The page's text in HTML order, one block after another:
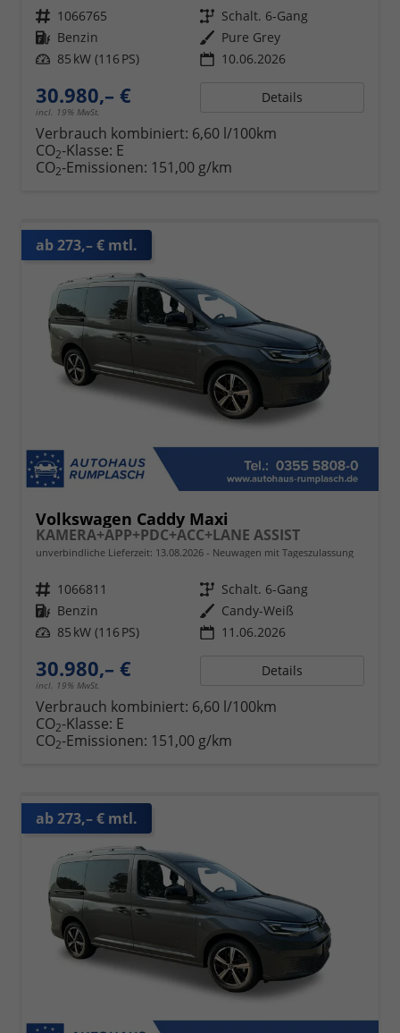
Fahrzeugnr. 1066765 Getriebe Schalt. 6-Gang
Kraftstoff Benzin Außenfarbe Pure Grey
Leistung 85 kW (116 PS) 10.06.2026
30.980,– €
incl. 19% MwSt.
Details
Verbrauch kombiniert: 6,60 l/100km
CO2-Klasse: E
CO2-Emissionen: 151,00 g/km
ab 273,– € mtl.
Volkswagen Caddy Maxi
KAMERA+APP+PDC+ACC+LANE ASSIST
unverbindliche Lieferzeit: 13.08.2026 Neuwagen mit Tageszulassung
Fahrzeugnr. 1066811 Getriebe Schalt. 6-Gang
Kraftstoff Benzin Außenfarbe Candy-Weiß
Leistung 85 kW (116 PS) 11.06.2026
30.980,– €
incl. 19% MwSt.
Details
Verbrauch kombiniert: 6,60 l/100km
CO2-Klasse: E
CO2-Emissionen: 151,00 g/km
ab 273,– € mtl.